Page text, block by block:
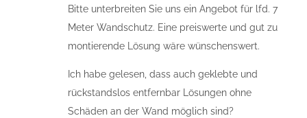
Bitte unterbreiten Sie uns ein Angebot für lfd. 7
Meter Wandschutz. Eine preiswerte und gut zu
montierende Lösung wäre wünschenswert.
Ich habe gelesen, dass auch geklebte und
rückstandslos entfernbar Lösungen ohne
Schäden an der Wand möglich sind?